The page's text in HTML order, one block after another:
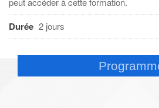
Durée 2 jours